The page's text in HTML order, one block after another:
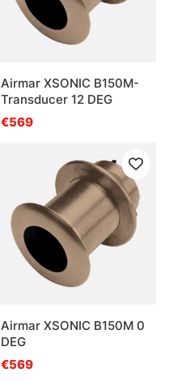
Airmar XSONIC B150M-
Transducer 12 DEG
€569
Airmar XSONIC B150M 0
DEG
€569